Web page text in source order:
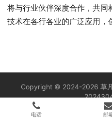
将与行业伙伴深度合作，共同
技术在各行各业的广泛应用，
Copyright © 2024-2026 草
电话 邮